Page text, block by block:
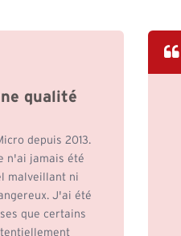
qualité
depuis 2013.
n'ai jamais été
malveillant ni
J'ai été
que certains